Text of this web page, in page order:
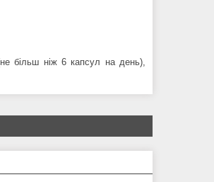
більш ніж 6 капсул на день),